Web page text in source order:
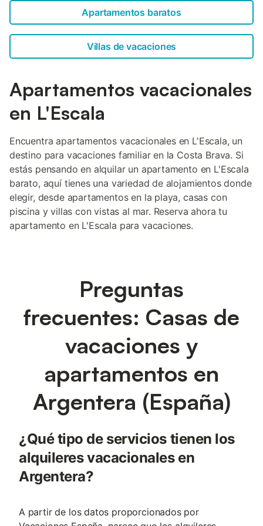
Apartamentos baratos
Villas de vacaciones
Apartamentos vacacionales
en L'Escala
Encuentra apartamentos vacacionales en L'Escala, un
destino para vacaciones familiar en la Costa Brava. Si
estás pensando en alquilar un apartamento en L'Escala
barato, aquí tienes una variedad de alojamientos donde
elegir, desde apartamentos en la playa, casas con
piscina y villas con vistas al mar. Reserva ahora tu
apartamento en L'Escala para vacaciones.
Preguntas
frecuentes: Casas de
vacaciones y
apartamentos en
Argentera (España)
¿Qué tipo de servicios tienen los
alquileres vacacionales en
Argentera?
A partir de los datos proporcionados por